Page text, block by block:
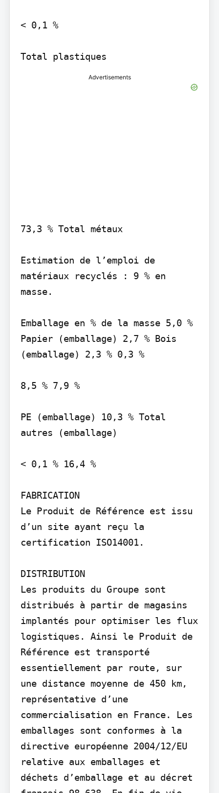
< 0,1 %
Total plastiques
Advertisements
73,3 % Total métaux
Estimation de l’emploi de
matériaux recyclés : 9 % en
masse.
Emballage en % de la masse 5,0 %
Papier (emballage) 2,7 % Bois
(emballage) 2,3 % 0,3 %
8,5 % 7,9 %
PE (emballage) 10,3 % Total
autres (emballage)
< 0,1 % 16,4 %
FABRICATION
Le Produit de Référence est issu
d’un site ayant reçu la
certification ISO14001.
DISTRIBUTION
Les produits du Groupe sont
distribués à partir de magasins
implantés pour optimiser les flux
logistiques. Ainsi le Produit de
Référence est transporté
essentiellement par route, sur
une distance moyenne de 450 km,
représentative d’une
commercialisation en France. Les
emballages sont conformes à la
directive européenne 2004/12/EU
relative aux emballages et
déchets d’emballage et au décret